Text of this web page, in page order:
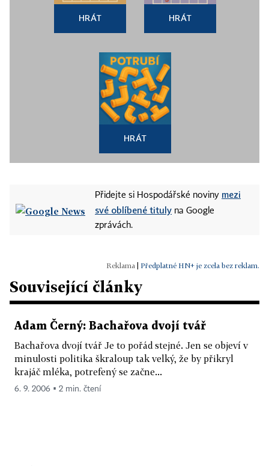
HRÁT HRÁT
HRÁT
Přidejte si Hospodářské noviny mezi
své oblíbené tituly na Google
zprávách.
Předplatné HN+ je zcela bez reklam.
Související články
Adam Černý: Bachařova dvojí tvář
Bachařova dvojí tvář Je to pořád stejné. Jen se objeví v
minulosti politika škraloup tak velký, že by přikryl
krajáč mléka, potrefený se začne...
6. 9. 2006 ▪ 2 min. čtení